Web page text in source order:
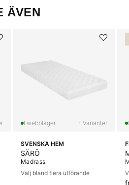
ÄVEN
+ Varianter
SVENSKA HEM
SÄRÖ
Madrass
Välj bland flera utförande